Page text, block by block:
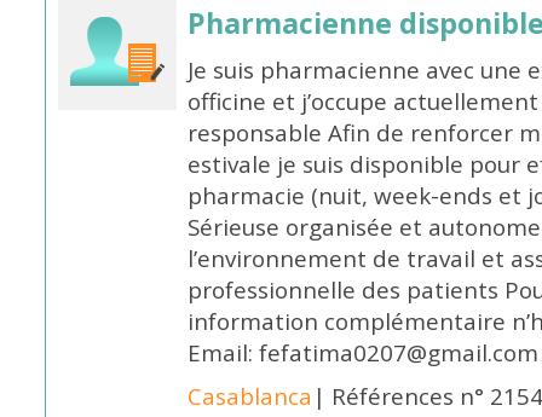
Pharmacienne
Je suis pharmacienne avec
officine et j’occupe
responsable Afin de renforcer
estivale je suis disponible pour
pharmacie (nuit, week-ends et
Sérieuse organisée et
l’environnement de travail et
professionnelle des patients
information complémentaire
Email: fefatima0207@gmail.com
Casablanca | Références n°